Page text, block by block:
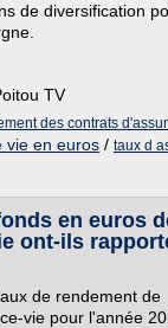
de diversification
TV
des contrats
vie en euros / taux d
en euros
ont-ils
de rendement de
vie pour l'année